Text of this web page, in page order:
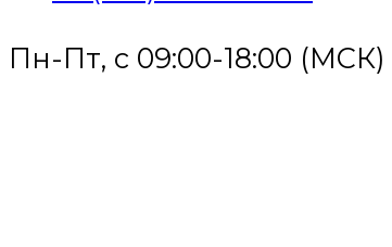
Пн-Пт, с 09:00-18:00 (МСК)